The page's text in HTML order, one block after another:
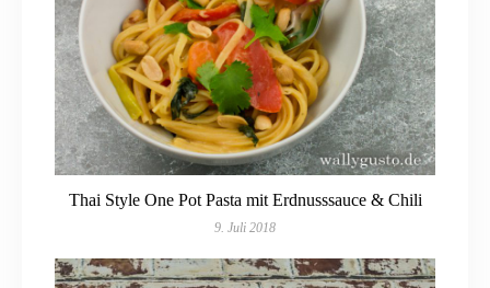
Thai Style One Pot Pasta mit Erdnusssauce & Chili
9. Juli 2018